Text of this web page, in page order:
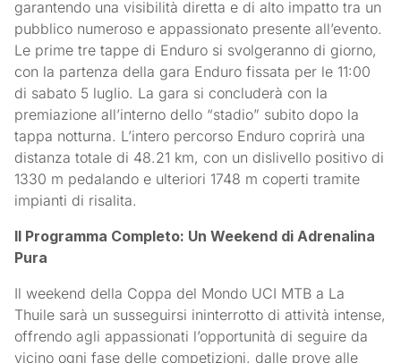
garantendo una visibilità diretta e di alto impatto tra un
pubblico numeroso e appassionato presente all’evento.
Le prime tre tappe di Enduro si svolgeranno di giorno,
con la partenza della gara Enduro fissata per le 11:00
di sabato 5 luglio. La gara si concluderà con la
premiazione all’interno dello “stadio” subito dopo la
tappa notturna. L’intero percorso Enduro coprirà una
distanza totale di 48.21 km, con un dislivello positivo di
1330 m pedalando e ulteriori 1748 m coperti tramite
impianti di risalita.
Il Programma Completo: Un Weekend di Adrenalina
Pura
Il weekend della Coppa del Mondo UCI MTB a La
Thuile sarà un susseguirsi ininterrotto di attività intense,
offrendo agli appassionati l’opportunità di seguire da
vicino ogni fase delle competizioni, dalle prove alle